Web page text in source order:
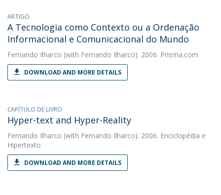
ARTIGO
A Tecnologia como Contexto ou a Ordenação
Informacional e Comunicacional do Mundo
Fernando Ilharco (with Fernando Ilharco). 2006. Prisma.com
DOWNLOAD AND MORE DETAILS
CAPÍTULO DE LIVRO
Hyper-text and Hyper-Reality
Fernando Ilharco (with Fernando Ilharco). 2006. Enciclopédia e
Hipertexto
DOWNLOAD AND MORE DETAILS